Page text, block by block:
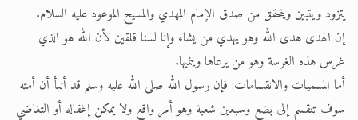
يتزود ويتبين ويتحقق من صدق الإمام المهدي والمسيح الموعود عليه السلام.
إن الهدى هدى الله وهو يهدي من يشاء وإنا لسنا قلقين لأن الله هو الذي
غرس هذه الغرسة وهو من يرعاها وينميها.
أما المسميات والانقسامات: فإن رسول الله صلى الله عليه وسلم قد أنبأ أن أمته
سوف تنقسم إلى بضع وسبعين شعبة وهو أمر واقع ولا يمكن إغفاله أو التغاضي